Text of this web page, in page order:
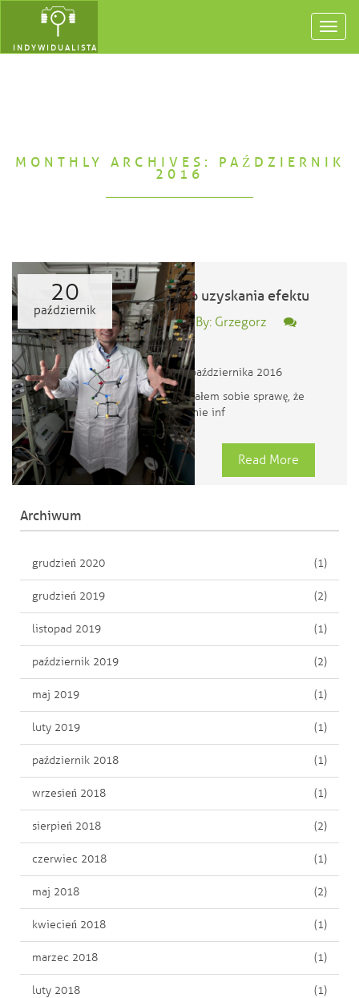
INDYWIDUALISTA
MONTHLY ARCHIVES: PAŹDZIERNIK
2016
20
październik
droga do uzyskania efektu
Posted By: Grzegorz
0
20 października 2016
Właśnie zdałem sobie sprawę, że
publikowanie inf
Read More
Archiwum
grudzień 2020 (1)
grudzień 2019 (2)
listopad 2019 (1)
październik 2019 (2)
maj 2019 (1)
luty 2019 (1)
październik 2018 (1)
wrzesień 2018 (1)
sierpień 2018 (2)
czerwiec 2018 (1)
maj 2018 (2)
kwiecień 2018 (1)
marzec 2018 (1)
luty 2018 (1)